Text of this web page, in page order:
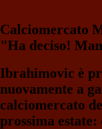
Calciomercato
"Ha deciso!
Ibrahimovic è
nuovamente a
calciomercato
prossima